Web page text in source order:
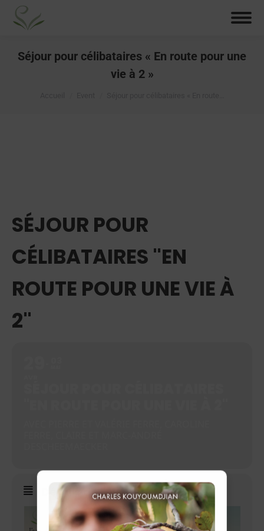
Séjour pour célibataires « En route pour une
vie à 2 »
SÉJOUR POUR
CÉLIBATAIRES "EN
ROUTE POUR UNE VIE À
2"
Détails de l'événement